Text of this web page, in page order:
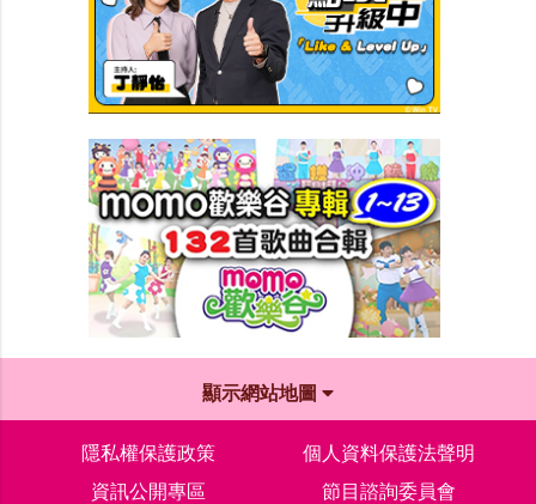
顯示網站地圖
隱私權保護政策
個人資料保護法聲明
資訊公開專區
節目諮詢委員會